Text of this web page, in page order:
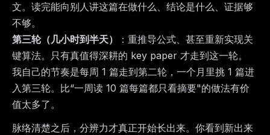
文。读完能向别人讲这篇在做什么、结论是什么、证据够
不够。
第三轮（几小时到半天）
：重推导公式、甚至重新实现关
键算法。只有真值得深耕的 key paper 才走到这一轮。
我自己的节奏是每周 1 篇走到第二轮，一个月里挑 1 篇进
入第三轮。比“一周读 10 篇每篇都只看摘要"的做法有价
值太多了。
脉络清楚之后，分辨力才真正开始长出来。你看到新出来